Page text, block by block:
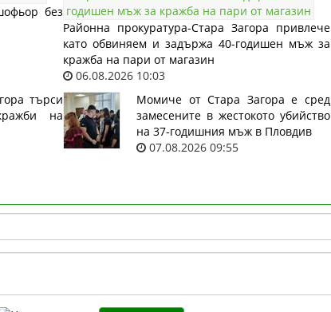
без
Районна прокуратура-Стара Загора привлече
като обвиняем и задържа 40-годишен мъж за
кражба на пари от магазин
06.08.2026 10:03
търси
на
Момиче от Стара Загора е сред
замесените в жестокото убийство
на 37-годишния мъж в Пловдив
07.08.2026 09:55